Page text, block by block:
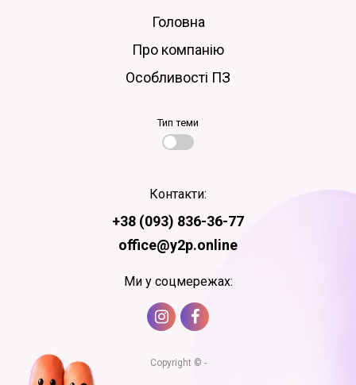
Головна
Про компанію
Особливості ПЗ
Тип теми
Контакти:
+38 (093) 836-36-77
office@y2p.online
Ми у соцмережах:
Copyright © -